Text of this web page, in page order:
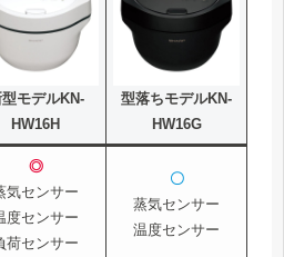
モデルKN-
HW16H
型落ちモデルKN-
HW16G
◎
気センサー
度センサー
荷センサー
〇
蒸気センサー
温度センサー